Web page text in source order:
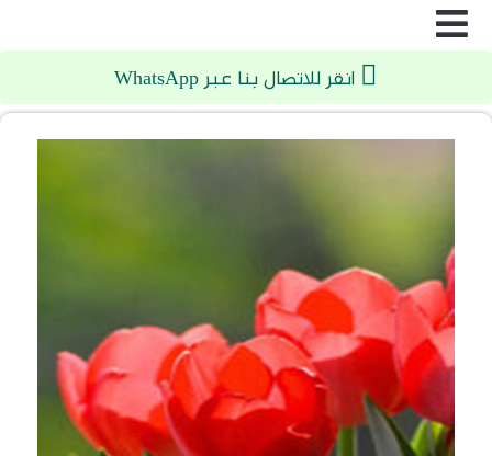
انقر للاتصال بنا عبر WhatsApp